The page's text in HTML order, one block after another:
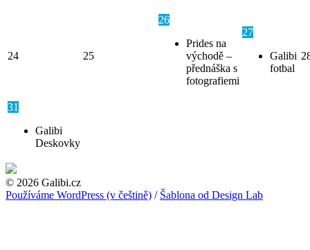
24 25
26
Prides na
východě –
přednáška s
fotografiemi
27
Galibi
fotbal
31
Galibi
Deskovky
© 2026 Galibi.cz
Používáme WordPress (v češtině) / Šablona od Design Lab